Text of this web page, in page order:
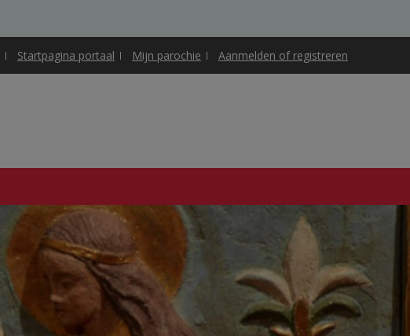
Startpagina portaal Mijn parochie Aanmelden of registreren